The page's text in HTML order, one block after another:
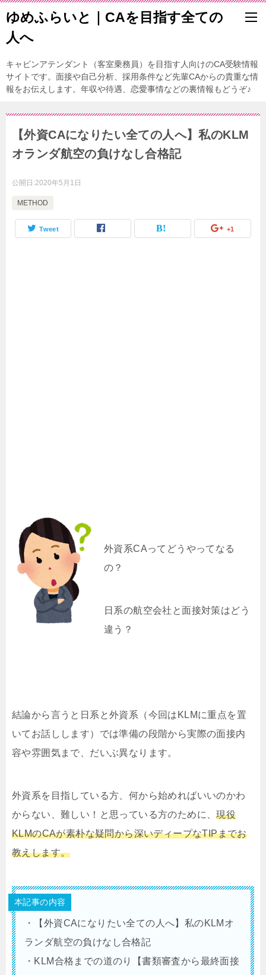
ゆめふらいと｜CAを目指す全ての
人へ
キャビンアテンダント（客室乗務員）を目指す人向けのCA受験情報
サイトです。面接や自己分析、採用条件など先輩CAからの貴重な情
報をお伝えします。年収や待遇、恋愛事情などの裏情報もどうぞ♪
【外資CAになりたい全ての人へ】私のKLM
オランダ航空の負けなし合格記
公開日:2020年5月1日
METHOD
Tweet +1
外資系CAってどうやってなる
の？
日系の航空会社と面接対策はどう
違う？
結論から言うと日系と外資系（今回はKLMに重点を置
いてお話しします）では準備の段階から実際の面接内
容や雰囲気まで、だいぶ異なります。
外資系を目指している方、何から始めればいいのかわ
からない、難しい！と思っている方のために、現役
KLMのCAが素朴な疑問から深いディープなTIPまでお
教えします。
本記事の内容
・【外資CAになりたい全ての人へ】私のKLMオ
ランダ航空の負けなし合格記
・ KLM合格までの道のり【書類審査から最終面接